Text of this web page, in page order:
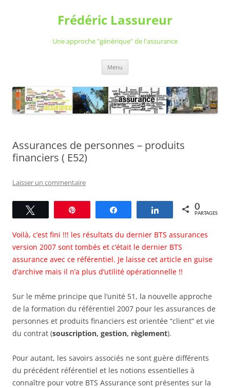
Frédéric Lassureur
Une approche "générique" de l'assurance
Menu
Assurances de personnes – produits
financiers ( E52)
Laisser un commentaire
Partagez 0
PARTAGES
Voilà, c’est fini !!! les résultats du dernier BTS assurances
version 2007 sont tombés et c’était le dernier BTS
assurance avec ce référentiel. Je laisse cet article en guise
d’archive mais il n’a plus d’utilité opérationnelle !!
Sur le même principe que l’unité 51, la nouvelle approche
de la formation du référentiel 2007 pour les assurances de
personnes et produits financiers est orientée “client” et vie
du contrat (souscription, gestion, règlement).
Pour autant, les savoirs associés ne sont guère différents
du précédent référentiel et les notions essentielles à
connaître pour votre BTS Assurance sont présentes sur la